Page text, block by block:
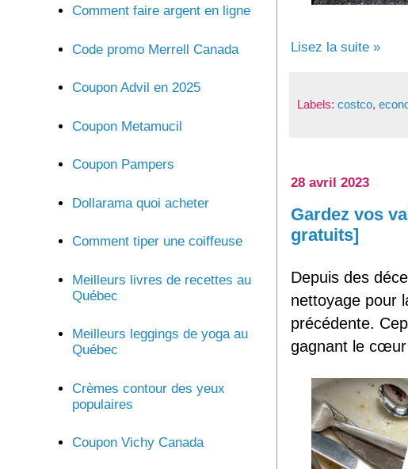
Lisez la suite »
Labels: costco,
28 avril 2023
Gardez vos
gratuits]
Depuis des
nettoyage pour
précédente.
gagnant le cœur
Comment faire argent en ligne
Code promo Merrell Canada
Coupon Advil en 2025
Coupon Metamucil
Coupon Pampers
Dollarama quoi acheter
Comment tiper une coiffeuse
Meilleurs livres de recettes au
Québec
Meilleurs leggings de yoga au
Québec
Crèmes contour des yeux
populaires
Coupon Vichy Canada